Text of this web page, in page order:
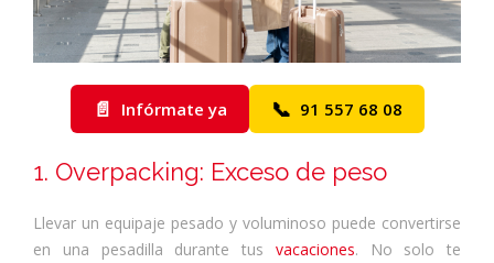
📄 Infórmate ya 📞 91 557 68 08
1. Overpacking: Exceso de peso
Llevar un equipaje pesado y voluminoso puede convertirse
en una pesadilla durante tus vacaciones. No solo te